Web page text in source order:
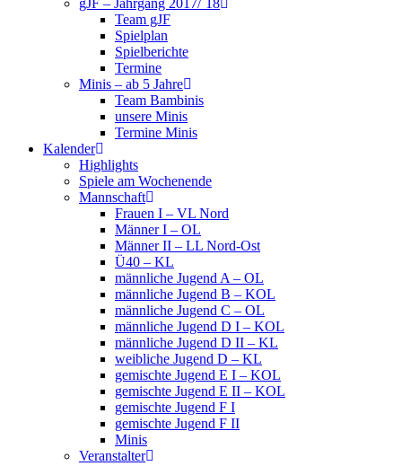
gJF – Jahrgang 2017/`18
Team gJF
Spielplan
Spielberichte
Termine
Minis – ab 5 Jahre
Team Bambinis
unsere Minis
Termine Minis
Kalender
Highlights
Spiele am Wochenende
Mannschaft
Frauen I – VL Nord
Männer I – OL
Männer II – LL Nord-Ost
Ü40 – KL
männliche Jugend A – OL
männliche Jugend B – KOL
männliche Jugend C – OL
männliche Jugend D I – KOL
männliche Jugend D II – KL
weibliche Jugend D – KL
gemischte Jugend E I – KOL
gemischte Jugend E II – KOL
gemischte Jugend F I
gemischte Jugend F II
Minis
Veranstalter